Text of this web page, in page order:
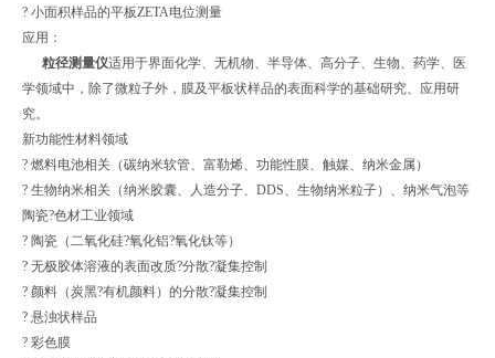
? 小面积样品的平板ZETA电位测量
应用：
粒径测量仪适用于界面化学、无机物、半导体、高分子、生物、药学、医
学领域中，除了微粒子外，膜及平板状样品的表面科学的基础研究、应用研
究。
新功能性材料领域
? 燃料电池相关（碳纳米软管、富勒烯、功能性膜、触媒、纳米金属）
? 生物纳米相关（纳米胶囊、人造分子、DDS、生物纳米粒子）、纳米气泡等
陶瓷?色材工业领域
? 陶瓷（二氧化硅?氧化铝?氧化钛等）
? 无极胶体溶液的表面改质?分散?凝集控制
? 颜料（炭黑?有机颜料）的分散?凝集控制
? 悬浊状样品
? 彩色膜